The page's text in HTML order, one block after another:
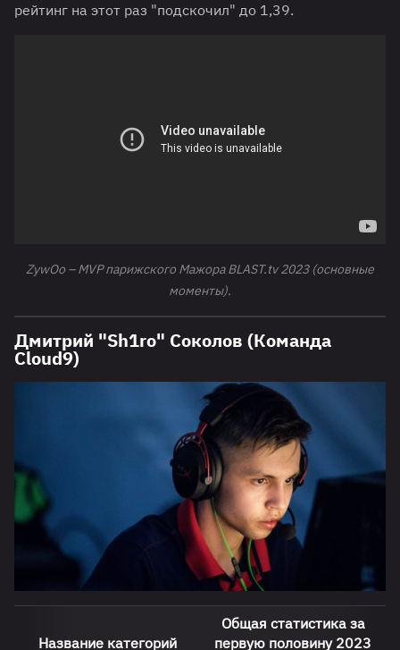
рейтинг на этот раз "подскочил" до 1,39.
ZywOo – MVP парижского Мажора BLAST.tv 2023 (основные
моменты).
Дмитрий "Sh1ro" Соколов (Команда
Cloud9)
Название категорий
Общая статистика за
первую половину 2023